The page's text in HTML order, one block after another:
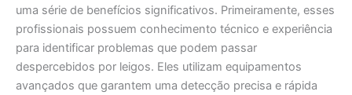
uma série de benefícios significativos. Primeiramente, esses
profissionais possuem conhecimento técnico e experiência
para identificar problemas que podem passar
despercebidos por leigos. Eles utilizam equipamentos
avançados que garantem uma detecção precisa e rápida